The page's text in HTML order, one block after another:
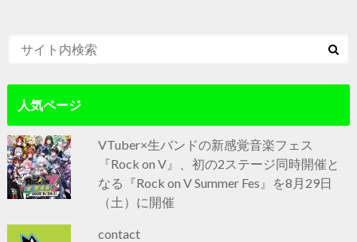
人気ページ
VTuber×生バンドの新感覚音楽フェス
『Rock on V』、初の2ステージ同時開催と
なる『Rock on V Summer Fes』を8月29日
（土）に開催
contact